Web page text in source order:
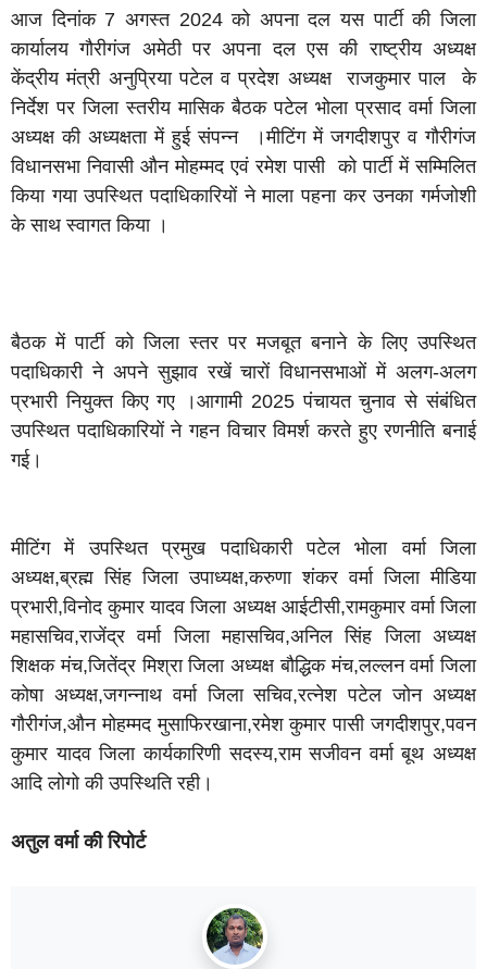
आज दिनांक 7 अगस्त 2024 को अपना दल यस पार्टी की जिला
कार्यालय गौरीगंज अमेठी पर अपना दल एस की राष्ट्रीय अध्यक्ष
केंद्रीय मंत्री अनुप्रिया पटेल व प्रदेश अध्यक्ष राजकुमार पाल के
निर्देश पर जिला स्तरीय मासिक बैठक पटेल भोला प्रसाद वर्मा जिला
अध्यक्ष की अध्यक्षता में हुई संपन्न ।मीटिंग में जगदीशपुर व गौरीगंज
विधानसभा निवासी औन मोहम्मद एवं रमेश पासी को पार्टी में सम्मिलित
किया गया उपस्थित पदाधिकारियों ने माला पहना कर उनका गर्मजोशी
के साथ स्वागत किया ।
बैठक में पार्टी को जिला स्तर पर मजबूत बनाने के लिए उपस्थित
पदाधिकारी ने अपने सुझाव रखें चारों विधानसभाओं में अलग-अलग
प्रभारी नियुक्त किए गए ।आगामी 2025 पंचायत चुनाव से संबंधित
उपस्थित पदाधिकारियों ने गहन विचार विमर्श करते हुए रणनीति बनाई
गई।
मीटिंग में उपस्थित प्रमुख पदाधिकारीपटेल भोला वर्मा जिला
अध्यक्ष,ब्रह्म सिंह जिला उपाध्यक्ष,करुणा शंकर वर्मा जिला मीडिया
प्रभारी,विनोद कुमार यादव जिला अध्यक्ष आईटीसी,रामकुमार वर्मा जिला
महासचिव,राजेंद्र वर्मा जिला महासचिव,अनिल सिंह जिला अध्यक्ष
शिक्षक मंच,जितेंद्र मिश्रा जिला अध्यक्ष बौद्धिक मंच,लल्लन वर्मा जिला
कोषा अध्यक्ष,जगन्नाथ वर्मा जिला सचिव,रत्नेश पटेल जोन अध्यक्ष
गौरीगंज,औन मोहम्मद मुसाफिरखाना,रमेश कुमार पासी जगदीशपुर,पवन
कुमार यादव जिला कार्यकारिणी सदस्य,राम सजीवन वर्मा बूथ अध्यक्ष
आदि लोगो की उपस्थिति रही।
अतुल वर्मा की रिपोर्ट